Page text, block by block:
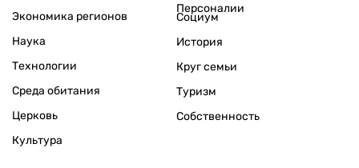
Экономика регионов
Персоналии
Наука
Технологии
Среда обитания
Церковь
Культура
Социум
История
Круг семьи
Туризм
Собственность